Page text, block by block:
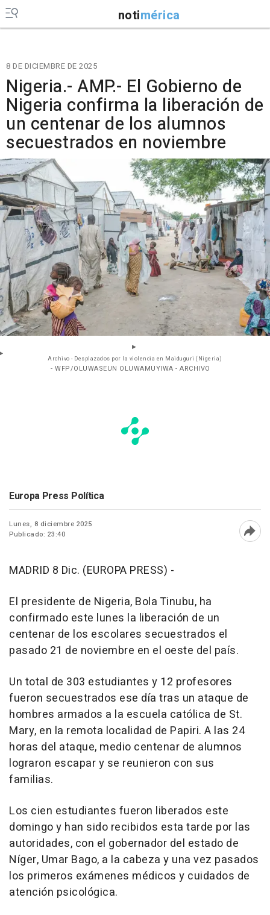
notimérica
8 DE DICIEMBRE DE 2025
Nigeria.- AMP.- El Gobierno de
Nigeria confirma la liberación de
un centenar de los alumnos
secuestrados en noviembre
Archivo - Desplazados por la violencia en Maiduguri (Nigeria)
- WFP/OLUWASEUN OLUWAMUYIWA - ARCHIVO
Europa Press Política
Lunes, 8 diciembre 2025
Publicado: 23:40
MADRID 8 Dic. (EUROPA PRESS) -
El presidente de Nigeria, Bola Tinubu, ha
confirmado este lunes la liberación de un
centenar de los escolares secuestrados el
pasado 21 de noviembre en el oeste del país.
Un total de 303 estudiantes y 12 profesores
fueron secuestrados ese día tras un ataque de
hombres armados a la escuela católica de St.
Mary, en la remota localidad de Papiri. A las 24
horas del ataque, medio centenar de alumnos
lograron escapar y se reunieron con sus
familias.
Los cien estudiantes fueron liberados este
domingo y han sido recibidos esta tarde por las
autoridades, con el gobernador del estado de
Níger, Umar Bago, a la cabeza y una vez pasados
los primeros exámenes médicos y cuidados de
atención psicológica.